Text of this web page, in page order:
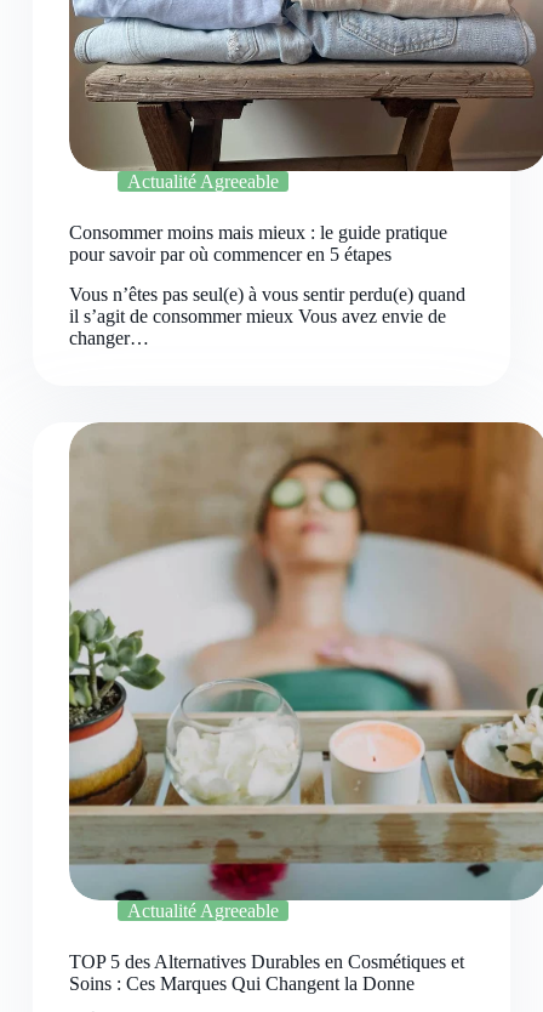
Actualité Agreeable
Consommer moins mais mieux : le guide pratique
pour savoir par où commencer en 5 étapes
Vous n’êtes pas seul(e) à vous sentir perdu(e) quand
il s’agit de consommer mieux Vous avez envie de
changer…
Actualité Agreeable
TOP 5 des Alternatives Durables en Cosmétiques et
Soins : Ces Marques Qui Changent la Donne